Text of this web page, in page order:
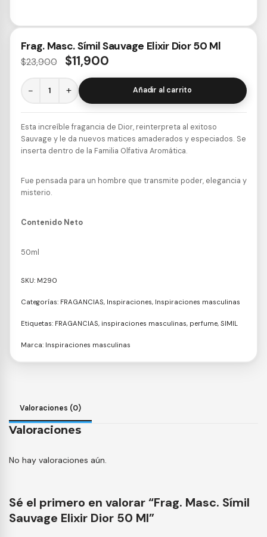
Frag. Masc. Símil Sauvage Elixir Dior 50 Ml
$23,900 $11,900
− + Añadir al carrito
Esta increíble fragancia de Dior, reinterpreta al exitoso
Sauvage y le da nuevos matices amaderados y especiados. Se
inserta dentro de la Familia Olfativa Aromática.
Fue pensada para un hombre que transmite poder, elegancia y
misterio.
Contenido Neto
50ml
SKU: M290
Categorías: FRAGANCIAS, Inspiraciones, Inspiraciones masculinas
Etiquetas: FRAGANCIAS, inspiraciones masculinas, perfume, SIMIL
Marca: Inspiraciones masculinas
Valoraciones (0)
Valoraciones
No hay valoraciones aún.
Sé el primero en valorar “Frag. Masc. Símil
Sauvage Elixir Dior 50 Ml”